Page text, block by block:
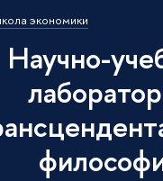
экономики
Научно-